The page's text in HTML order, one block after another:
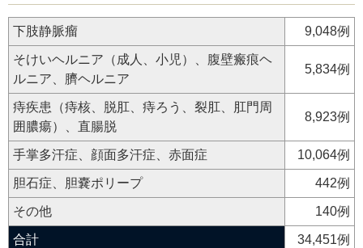
下肢静脈瘤 9,048例
そけいヘルニア（成人、小児）、腹壁瘢痕ヘ
ルニア、臍ヘルニア
5,834例
痔疾患（痔核、脱肛、痔ろう、裂肛、肛門周
囲膿瘍）、直腸脱
8,923例
手掌多汗症、顔面多汗症、赤面症 10,064例
胆石症、胆嚢ポリープ 442例
その他 140例
合計
34,451例